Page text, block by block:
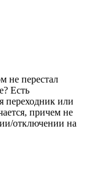
не перестал
Есть
переходник или
причем не
отключении на